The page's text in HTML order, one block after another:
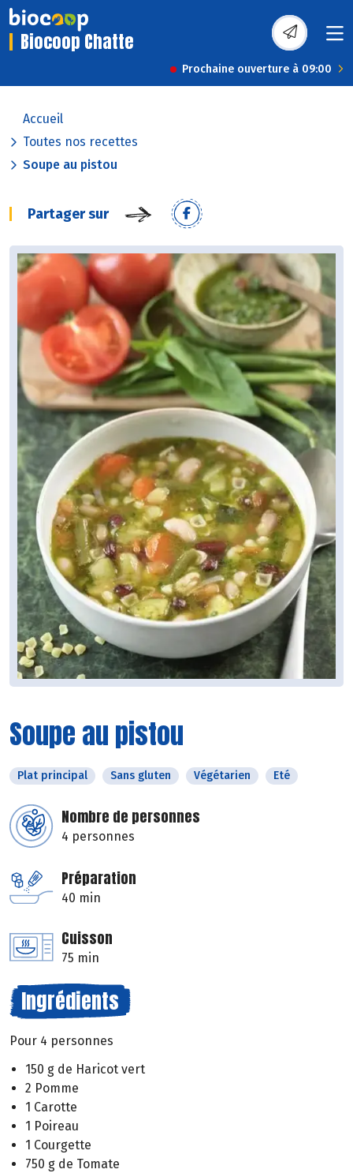
Biocoop Chatte
Prochaine ouverture à 09:00
Accueil
Toutes nos recettes
Soupe au pistou
Partager sur
Soupe au pistou
Plat principal Sans gluten Végétarien Eté
Nombre de personnes
4 personnes
Préparation
40 min
Cuisson
75 min
Ingrédients
Pour 4 personnes
150 g de Haricot vert
2 Pomme
1 Carotte
1 Poireau
1 Courgette
750 g de Tomate